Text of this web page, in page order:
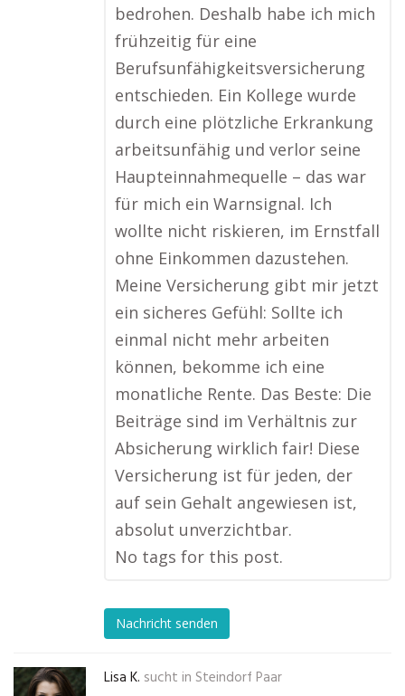
bedrohen. Deshalb habe ich mich
frühzeitig für eine
Berufsunfähigkeitsversicherung
entschieden. Ein Kollege wurde
durch eine plötzliche Erkrankung
arbeitsunfähig und verlor seine
Haupteinnahmequelle – das war
für mich ein Warnsignal. Ich
wollte nicht riskieren, im Ernstfall
ohne Einkommen dazustehen.
Meine Versicherung gibt mir jetzt
ein sicheres Gefühl: Sollte ich
einmal nicht mehr arbeiten
können, bekomme ich eine
monatliche Rente. Das Beste: Die
Beiträge sind im Verhältnis zur
Absicherung wirklich fair! Diese
Versicherung ist für jeden, der
auf sein Gehalt angewiesen ist,
absolut unverzichtbar.
No tags for this post.
Nachricht senden
Lisa K. sucht in Steindorf Paar